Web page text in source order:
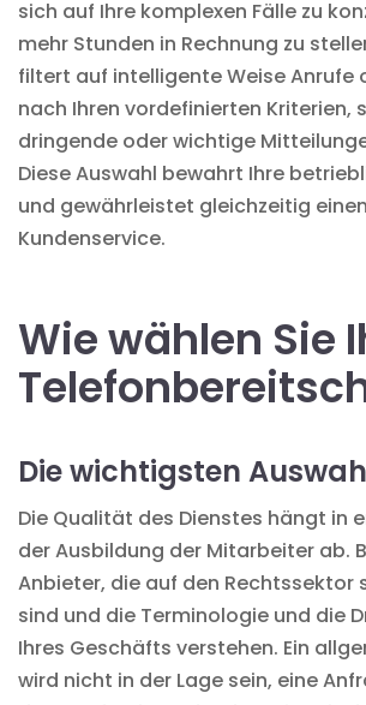
sich auf Ihre komplexen Fälle zu
mehr Stunden in Rechnung zu
filtert auf intelligente Weise Anrufe
nach Ihren vordefinierten Kriterien,
dringende oder wichtige
Diese Auswahl bewahrt Ihre
und gewährleistet gleichzeitig
Kundenservice.
Wie wählen Sie
Die wichtigsten
Die Qualität des Dienstes hängt in
der Ausbildung der Mitarbeiter ab.
Anbieter, die auf den Rechtssektor
sind und die Terminologie und die
Ihres Geschäfts verstehen. Ein
wird nicht in der Lage sein, eine